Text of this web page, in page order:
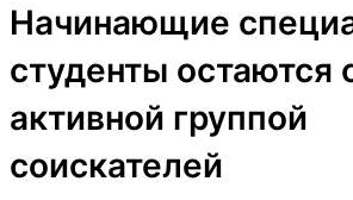
Начинающие
студенты остаются
активной группой
соискателей